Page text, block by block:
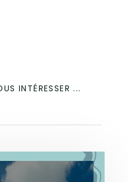
INTÉRESSER ...